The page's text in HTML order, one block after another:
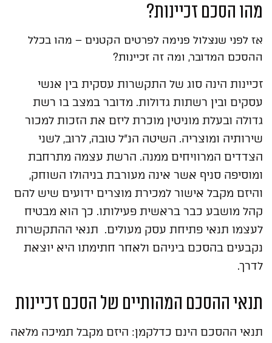
מהו הסכם זכיינות?
אז לפני שנצלול פנימה לפרטים הקטנים – מהו בכלל
ההסכם המדובר, ומה זה זכיינות?
זכיינות הינה סוג של התקשרות עסקית בין אנשי
עסקים ובין רשתות גדולות. מדובר במצב בו רשת
גדולה ובעלת מוניטין מוכרת ליזם את הזכות למכור
שירותיה ומוצריה. השיטה הנ"ל טובה, לרוב, לשני
הצדדים המרוויחים ממנה. הרשת עצמה מתרחבת
ומוסיפה סניף אשר אינה מעורבת בניהולו השוחק,
והיזם מקבל אישור למכירת מוצרים ידועים שיש להם
קהל מושבע כבר בראשית פעילותו. כך הוא מבטיח
לעצמו תנאי פתיחת עסק מעולים. תנאי ההתקשרות
נקבעים בהסכם ביניהם ולאחר חתימתו היא יוצאת
לדרך.
תנאי ההסכם המהותיים של הסכם זכיינות
תנאי ההסכם הינם כדלקמן: היזם מקבל תמיכה מלאה